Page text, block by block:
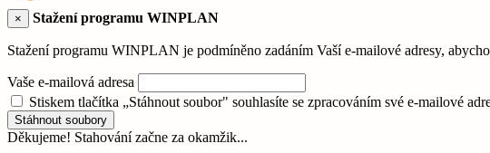
× Stažení programu WINPLAN
Stažení programu WINPLAN je podmíněno zadáním Vaší e-mailové adresy,
Vaše e-mailová adresa
Stiskem tlačítka „Stáhnout soubor" souhlasíte se zpracováním své e-mailové
Stáhnout soubory
Děkujeme! Stahování začne za okamžik...